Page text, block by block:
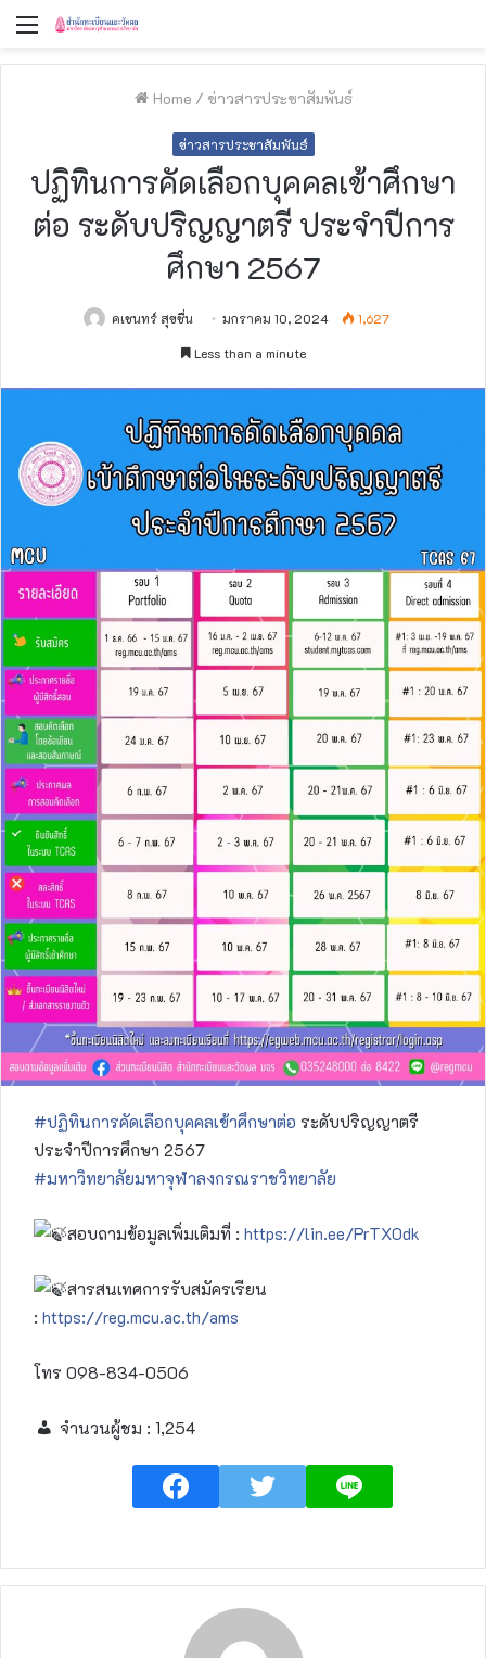
Menu
Home / ข่าวสารประชาสัมพันธ์
ข่าวสารประชาสัมพันธ์
ปฏิทินการคัดเลือกบุคคลเข้าศึกษา
ต่อ ระดับปริญญาตรี ประจำปีการ
ศึกษา 2567
คเชนทร์ สุขชื่น มกราคม 10, 2024
1,627
Less than a minute
#ปฏิทินการคัดเลือกบุคคลเข้าศึกษาต่อ ระดับปริญญาตรี
ประจำปีการศึกษา 2567
#มหาวิทยาลัยมหาจุฬาลงกรณราชวิทยาลัย
สอบถามข้อมูลเพิ่มเติมที่ : https://lin.ee/PrTX0dk
สารสนเทศการรับสมัครเรียน
: https://reg.mcu.ac.th/ams
โทร 098-834-0506
จำนวนผู้ชม : 1,254